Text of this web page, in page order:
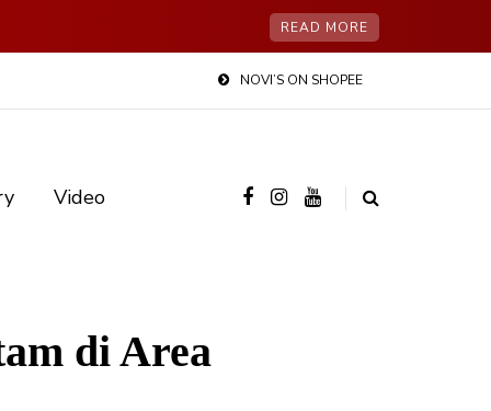
READ MORE
NOVI’S ON SHOPEE
Video
di Area